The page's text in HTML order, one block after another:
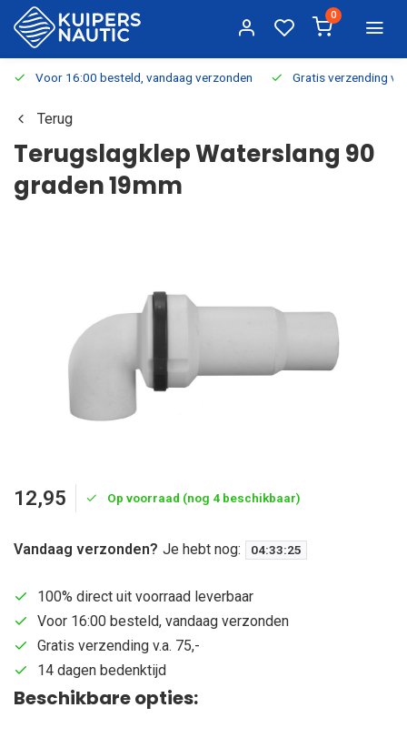
0
Voor 16:00 besteld, vandaag verzonden Gratis verzending
Terug
Terugslagklep Waterslang 90
graden 19mm
12,95 Op voorraad (nog 4 beschikbaar)
Vandaag verzonden? Je hebt nog: 04:33:24
100% direct uit voorraad leverbaar
Voor 16:00 besteld, vandaag verzonden
Gratis verzending v.a. 75,-
14 dagen bedenktijd
Beschikbare opties: